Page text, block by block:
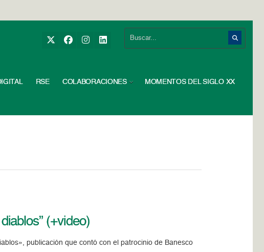
RSE COLABORACIONES MOMENTOS DEL SIGLO XX
(+video)
publicación que contó con el patrocinio de Banesco